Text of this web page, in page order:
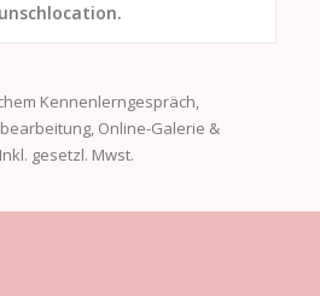
Kennenlerngespräch,
Online-Galerie &
gesetzl. Mwst.